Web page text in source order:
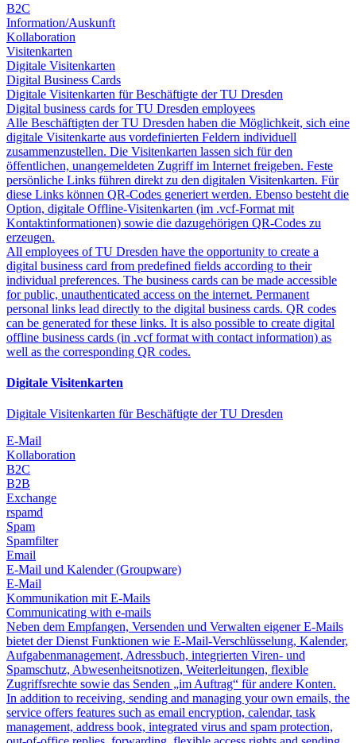
B2C
Information/Auskunft
Kollaboration
Visitenkarten
Digitale Visitenkarten
Digital Business Cards
Digitale Visitenkarten für Beschäftigte der TU Dresden
Digital business cards for TU Dresden employees
Alle Beschäftigten der TU Dresden haben die Möglichkeit, sich eine
digitale Visitenkarte aus vordefinierten Feldern individuell
zusammenzustellen. Die Visitenkarten lassen sich für den
öffentlichen, unangemeldeten Zugriff im Internet freigeben. Feste
persönliche Links führen direkt zu den digitalen Visitenkarten. Für
diese Links können QR-Codes generiert werden. Ebenso besteht die
Option, digitale Offline-Visitenkarten (im .vcf-Format mit
Kontaktinformationen) sowie die dazugehörigen QR-Codes zu
erzeugen.
All employees of TU Dresden have the opportunity to create a
digital business card from predefined fields according to their
individual preferences. The business cards can be made accessible
for public, unauthenticated access on the internet. Permanent
personal links lead directly to the digital business cards. QR codes
can be generated for these links. It is also possible to create digital
offline business cards (in .vcf format with contact information) as
well as the corresponding QR codes.
Digitale Visitenkarten
Digitale Visitenkarten für Beschäftigte der TU Dresden
E-Mail
Kollaboration
B2C
B2B
Exchange
rspamd
Spam
Spamfilter
Email
E-Mail und Kalender (Groupware)
E-Mail
Kommunikation mit E-Mails
Communicating with e-mails
Neben dem Empfangen, Versenden und Verwalten eigener E-Mails
bietet der Dienst Funktionen wie E-Mail-Verschlüsselung, Kalender,
Aufgabenmanagement, Adressbuch, integrierten Viren- und
Spamschutz, Abwesenheitsnotizen, Weiterleitungen, flexible
Zugriffsrechte sowie das Senden „im Auftrag“ für andere Konten.
In addition to receiving, sending and managing your own emails, the
service offers features such as email encryption, calendar, task
management, address book, integrated virus and spam protection,